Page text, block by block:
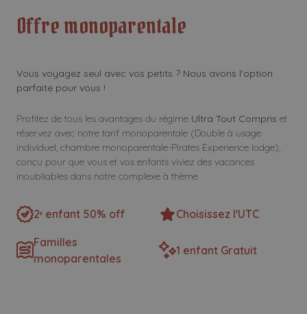
Offre monoparentale
Vous voyagez seul avec vos petits ? Nous avons l'option
parfaite pour vous !
Profitez de tous les avantages du régime Ultra Tout Compris et
réservez avec notre tarif monoparentale (Double à usage
individuel, chambre monoparentale-Pirates Experience lodge),
conçu pour que vous et vos enfants viviez des vacances
inoubliables dans notre complexe à thème
2ᵉ enfant 50% off Choisissez l'UTC
Familles
monoparentales
1 enfant Gratuit